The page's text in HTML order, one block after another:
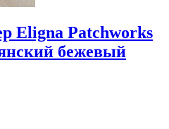
Eligna Patchworks
бежевый